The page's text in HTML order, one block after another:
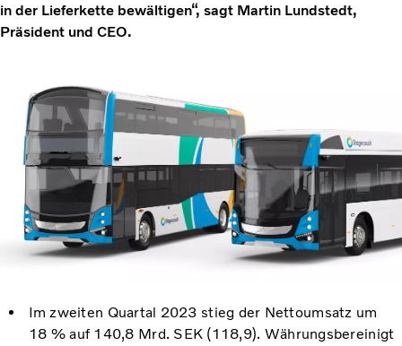
in der Lieferkette bewältigen“, sagt Martin Lundstedt,
Präsident und CEO.
Im zweiten Quartal 2023 stieg der Nettoumsatz um
18 % auf 140,8 Mrd. SEK (118,9). Währungsbereinigt